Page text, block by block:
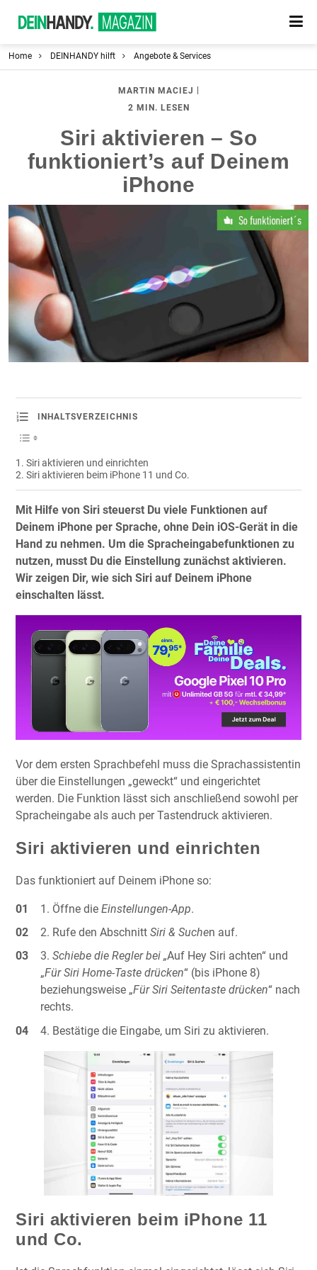
Home DEINHANDY hilft Angebote & Services
MARTIN MACIEJ
2 MIN. LESEN
Siri aktivieren – So
funktioniert’s auf Deinem
iPhone
INHALTSVERZEICHNIS
Siri aktivieren und einrichten
Siri aktivieren beim iPhone 11 und Co.
Mit Hilfe von Siri steuerst Du viele Funktionen auf
Deinem iPhone per Sprache, ohne Dein iOS-Gerät in die
Hand zu nehmen. Um die Spracheingabefunktionen zu
nutzen, musst Du die Einstellung zunächst aktivieren.
Wir zeigen Dir, wie sich Siri auf Deinem iPhone
einschalten lässt.
Vor dem ersten Sprachbefehl muss die Sprachassistentin
über die Einstellungen „geweckt“ und eingerichtet
werden. Die Funktion lässt sich anschließend sowohl per
Spracheingabe als auch per Tastendruck aktivieren.
Siri aktivieren und einrichten
Das funktioniert auf Deinem iPhone so:
Öffne dieEinstellungen-App.
Rufe den AbschnittSiri & Suchen auf.
Schiebe die Regler bei „Auf Hey Siri achten“ und
„Für Siri Home-Taste drücken“ (bis iPhone 8)
beziehungsweise „Für Siri Seitentaste drücken“ nach
rechts.
Bestätige die Eingabe, um Siri zu aktivieren.
Siri aktivieren beim iPhone 11
und Co.